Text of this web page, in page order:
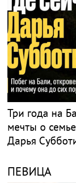
Три года на
мечты о
Дарья
ПЕВИЦА